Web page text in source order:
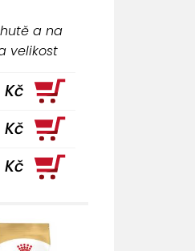
a na
velikost
Kč
Kč